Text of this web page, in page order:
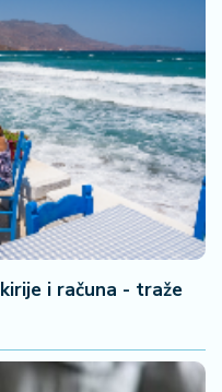
i računa - traže